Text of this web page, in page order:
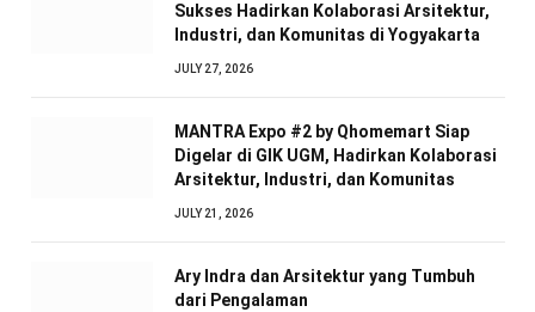
Sukses Hadirkan Kolaborasi Arsitektur,
Industri, dan Komunitas di Yogyakarta
JULY 27, 2026
MANTRA Expo #2 by Qhomemart Siap
Digelar di GIK UGM, Hadirkan Kolaborasi
Arsitektur, Industri, dan Komunitas
JULY 21, 2026
Ary Indra dan Arsitektur yang Tumbuh
dari Pengalaman